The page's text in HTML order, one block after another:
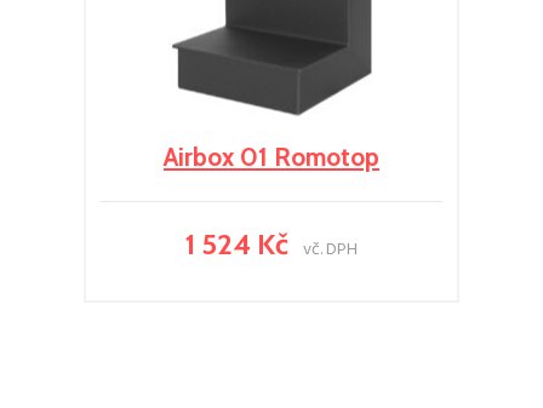
Airbox 01 Romotop
1 524 Kč vč. DPH